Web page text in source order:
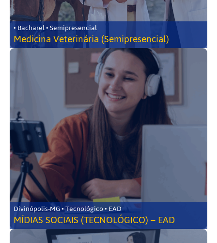
• Bacharel • Semipresencial
Medicina Veterinária (Semipresencial)
Divinópolis-MG • Tecnológico • EAD
MÍDIAS SOCIAIS (TECNOLÓGICO) – EAD